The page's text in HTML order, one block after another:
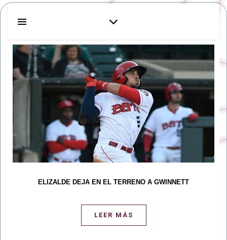
ELIZALDE DEJA EN EL TERRENO A GWINNETT
LEER MÁS